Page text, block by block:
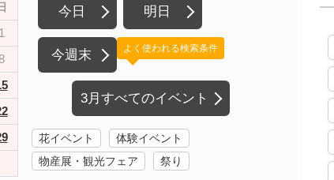
今日 明日
今週末
3月すべてのイベント
よく使われる検索条件
花イベント
体験イベント
物産展・観光フェア
祭り